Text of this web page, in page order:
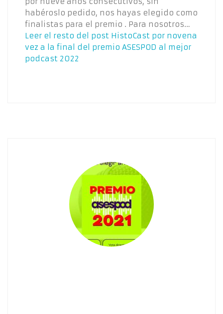
habéroslo pedido, nos hayas elegido como
finalistas para el premio . Para nosotros…
Leer el resto del post HistoCast por novena
vez a la final del premio ASESPOD al mejor
podcast 2022